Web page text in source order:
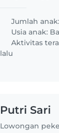
bernama Eliam
sangat ceria,
sayang pada
Jumlah anak:
Usia anak:
Aktivitas
lalu
Putri Sari